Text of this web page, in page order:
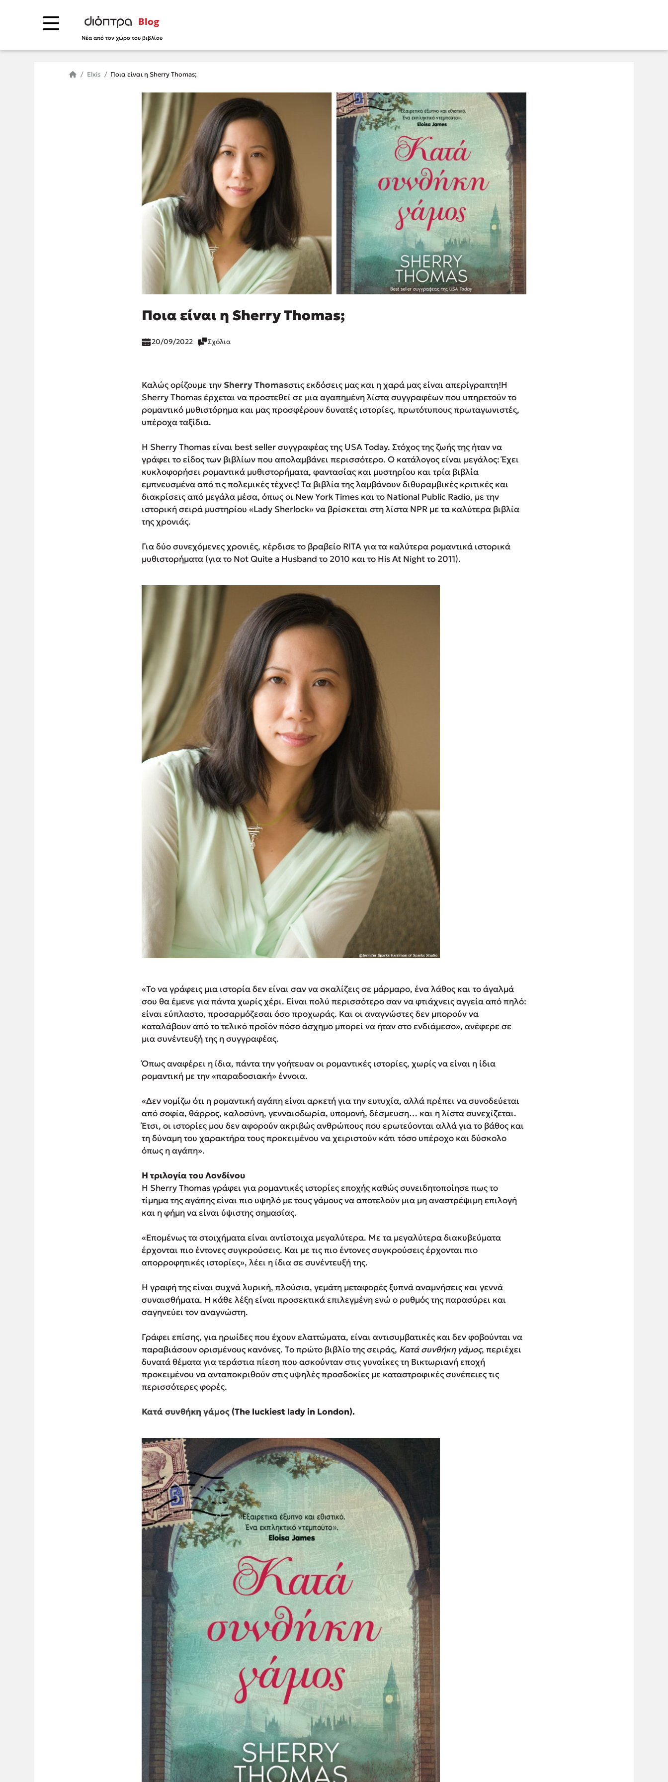
Blog
Νέα από τον χώρο του βιβλίου
Elxis Ποια είναι η Sherry Thomas;
Ποια είναι η Sherry Thomas;
20/09/2022 Σχόλια
Καλώς ορίζουμε την Sherry Thomasστις εκδόσεις μας και η χαρά μας είναι απερίγραπτη!Η
Sherry Thomas έρχεται να προστεθεί σε μια αγαπημένη λίστα συγγραφέων που υπηρετούν το
ρομαντικό μυθιστόρημα και μας προσφέρουν δυνατές ιστορίες, πρωτότυπους πρωταγωνιστές,
υπέροχα ταξίδια.
Η Sherry Thomas είναι best seller συγγραφέας της USA Today. Στόχος της ζωής της ήταν να
γράφει το είδος των βιβλίων που απολαμβάνει περισσότερο. Ο κατάλογος είναι μεγάλος: Έχει
κυκλοφορήσει ρομαντικά μυθιστορήματα, φαντασίας και μυστηρίου και τρία βιβλία
εμπνευσμένα από τις πολεμικές τέχνες! Τα βιβλία της λαμβάνουν διθυραμβικές κριτικές και
διακρίσεις από μεγάλα μέσα, όπως οι New York Times και το National Public Radio, με την
ιστορική σειρά μυστηρίου «Lady Sherlock» να βρίσκεται στη λίστα NPR με τα καλύτερα βιβλία
της χρονιάς.
Για δύο συνεχόμενες χρονιές, κέρδισε το βραβείο RITA για τα καλύτερα ρομαντικά ιστορικά
μυθιστορήματα (για το Not Quite a Husband το 2010 και το His At Night το 2011).
«Το να γράφεις μια ιστορία δεν είναι σαν να σκαλίζεις σε μάρμαρο, ένα λάθος και το άγαλμά
σου θα έμενε για πάντα χωρίς χέρι. Είναι πολύ περισσότερο σαν να φτιάχνεις αγγεία από πηλό:
είναι εύπλαστο, προσαρμόζεσαι όσο προχωράς. Και οι αναγνώστες δεν μπορούν να
καταλάβουν από το τελικό προϊόν πόσο άσχημο μπορεί να ήταν στο ενδιάμεσο», ανέφερε σε
μια συνέντευξή της η συγγραφέας.
Όπως αναφέρει η ίδια, πάντα την γοήτευαν οι ρομαντικές ιστορίες, χωρίς να είναι η ίδια
ρομαντική με την «παραδοσιακή» έννοια.
«Δεν νομίζω ότι η ρομαντική αγάπη είναι αρκετή για την ευτυχία, αλλά πρέπει να συνοδεύεται
από σοφία, θάρρος, καλοσύνη, γενναιοδωρία, υπομονή, δέσμευση… και η λίστα συνεχίζεται.
Έτσι, οι ιστορίες μου δεν αφορούν ακριβώς ανθρώπους που ερωτεύονται αλλά για το βάθος και
τη δύναμη του χαρακτήρα τους προκειμένου να χειριστούν κάτι τόσο υπέροχο και δύσκολο
όπως η αγάπη».
Η τριλογία του Λονδίνου
Η Sherry Thomas γράφει για ρομαντικές ιστορίες εποχής καθώς συνειδητοποίησε πως το
τίμημα της αγάπης είναι πιο υψηλό με τους γάμους να αποτελούν μια μη αναστρέψιμη επιλογή
και η φήμη να είναι ύψιστης σημασίας.
«Επομένως τα στοιχήματα είναι αντίστοιχα μεγαλύτερα. Με τα μεγαλύτερα διακυβεύματα
έρχονται πιο έντονες συγκρούσεις. Και με τις πιο έντονες συγκρούσεις έρχονται πιο
απορροφητικές ιστορίες», λέει η ίδια σε συνέντευξή της.
Η γραφή της είναι συχνά λυρική, πλούσια, γεμάτη μεταφορές ξυπνά αναμνήσεις και γεννά
συναισθήματα. Η κάθε λέξη είναι προσεκτικά επιλεγμένη ενώ ο ρυθμός της παρασύρει και
σαγηνεύει τον αναγνώστη.
Γράφει επίσης, για ηρωίδες που έχουν ελαττώματα, είναι αντισυμβατικές και δεν φοβούνται να
παραβιάσουν ορισμένους κανόνες. Το πρώτο βιβλίο της σειράς, Κατά συνθήκη γάμος, περιέχει
δυνατά θέματα για τεράστια πίεση που ασκούνταν στις γυναίκες τη Βικτωριανή εποχή
προκειμένου να ανταποκριθούν στις υψηλές προσδοκίες με καταστροφικές συνέπειες τις
περισσότερες φορές.
Κατά συνθήκη γάμος(The luckiest lady in London).